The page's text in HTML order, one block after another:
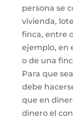
persona se
vivienda,
finca, entre
ejemplo, en
o de una
Para que
debe
que en
dinero el